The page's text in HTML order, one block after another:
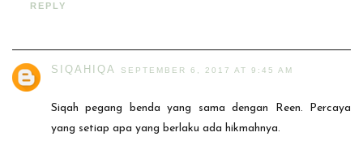
REPLY
SIQAHIQA SEPTEMBER 6, 2017 AT 9:45 AM
Siqah pegang benda yang sama dengan Reen. Percaya
yang setiap apa yang berlaku ada hikmahnya.